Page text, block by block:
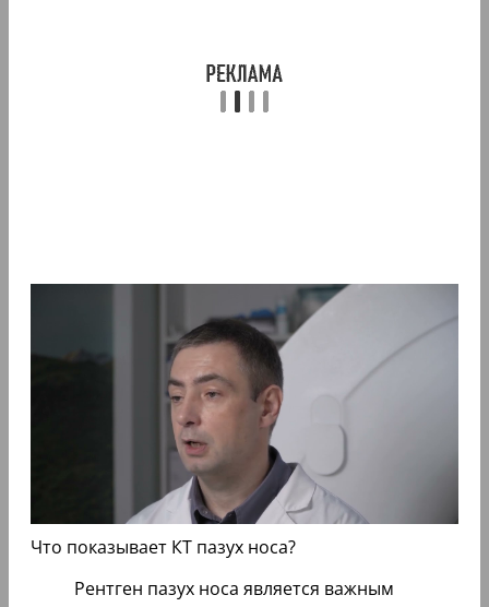
Что показывает КТ пазух носа?
Рентген пазух носа является важным